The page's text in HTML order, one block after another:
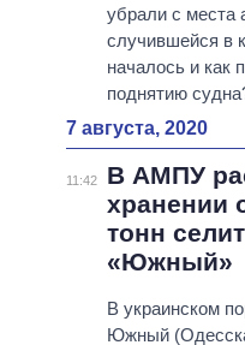
убрали с места
случившейся в
началось и как
поднятию
7 августа, 2020
11:42
В АМПУ
хранении
тонн
«Южный»
В украинском
Южный